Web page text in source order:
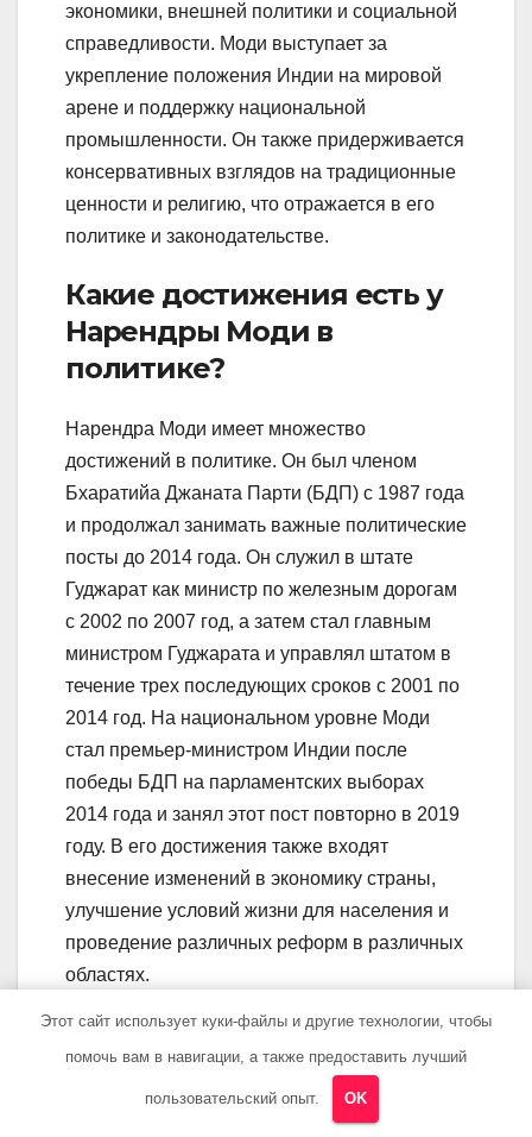
экономики, внешней политики и социальной
справедливости. Моди выступает за
укрепление положения Индии на мировой
арене и поддержку национальной
промышленности. Он также придерживается
консервативных взглядов на традиционные
ценности и религию, что отражается в его
политике и законодательстве.
Какие достижения есть у
Нарендры Моди в
политике?
Нарендра Моди имеет множество
достижений в политике. Он был членом
Бхаратийа Джаната Парти (БДП) с 1987 года
и продолжал занимать важные политические
посты до 2014 года. Он служил в штате
Гуджарат как министр по железным дорогам
с 2002 по 2007 год, а затем стал главным
министром Гуджарата и управлял штатом в
течение трех последующих сроков с 2001 по
2014 год. На национальном уровне Моди
стал премьер-министром Индии после
победы БДП на парламентских выборах
2014 года и занял этот пост повторно в 2019
году. В его достижения также входят
внесение изменений в экономику страны,
улучшение условий жизни для населения и
проведение различных реформ в различных
областях.
Какое образование имеет
Нарендра Моди?
Нарендра Моди имеет образование в
Этот сайт использует куки-файлы и другие технологии, чтобы
помочь вам в навигации, а также предоставить лучший
пользовательский опыт. OK